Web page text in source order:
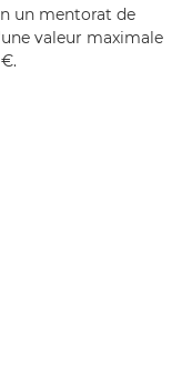
un mentorat de
valeur maximale